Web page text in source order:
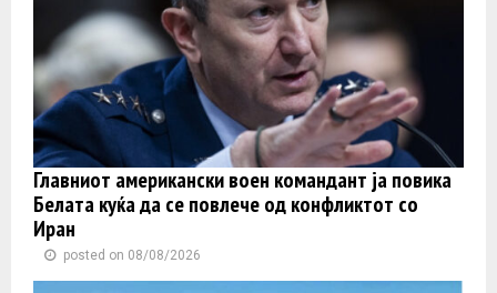
Главниот американски воен командант ја повика
Белата куќа да се повлече од конфликтот со
Иран
posted on 08/08/2026